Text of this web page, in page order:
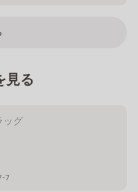
見る
ッグ
7